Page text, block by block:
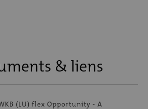
& liens
(LU) flex Opportunity - A